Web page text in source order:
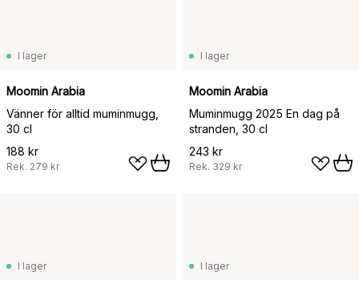
I lager
Moomin Arabia
Vänner för alltid muminmugg,
30 cl
188 kr
Rek. 279 kr
I lager
Moomin Arabia
Muminmugg 2025 En dag på
stranden, 30 cl
243 kr
Rek. 329 kr
I lager I lager